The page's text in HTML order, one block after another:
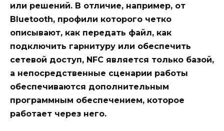
или решений. В отличие, например, от
Bluetooth, профили которого четко
описывают, как передать файл, как
подключить гарнитуру или обеспечить
сетевой доступ, NFC является только базой,
а непосредственные сценарии работы
обеспечиваются дополнительным
программным обеспечением, которое
работает через него.